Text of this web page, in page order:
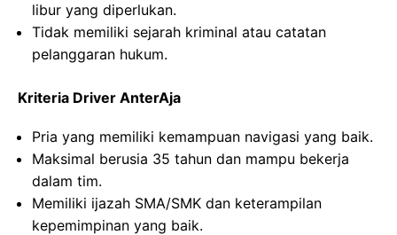
libur yang diperlukan.
Tidak memiliki sejarah kriminal atau catatan
pelanggaran hukum.
Kriteria Driver AnterAja
Pria yang memiliki kemampuan navigasi yang baik.
Maksimal berusia 35 tahun dan mampu bekerja
dalam tim.
Memiliki ijazah SMA/SMK dan keterampilan
kepemimpinan yang baik.